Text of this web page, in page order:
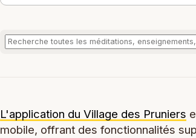
L'application du Village des Pruniers
mobile, offrant des fonctionnalités